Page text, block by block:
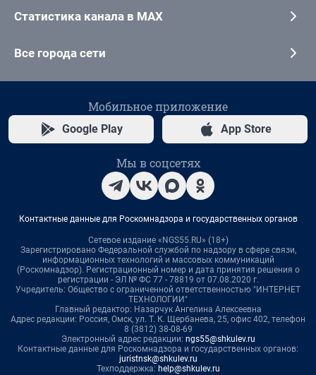
Статистика канала в MAX
Все города сети
Мобильное приложение
Google Play App Store
Мы в соцсетях
Контактные данные для Роскомнадзора и государственных органов
Сетевое издание «NGS55.RU» (18+)
Зарегистрировано Федеральной службой по надзору в сфере связи,
информационных технологий и массовых коммуникаций
(Роскомнадзор). Регистрационный номер и дата принятия решения о
регистрации - ЭЛ № ФС 77 - 78819 от 07.08.2020 г.
Учредитель: Общество с ограниченной ответственностью "ИНТЕРНЕТ
ТЕХНОЛОГИИ"
Главный редактор: Назарчук Ангелина Алексеевна
Адрес редакции: Россия, Омск, ул. Т. К. Щербанева, 25, офис 402, телефон
8 (3812) 38-08-69
Электронный адрес редакции: ngs55@shkulev.ru
Контактные данные для Роскомнадзора и государственных органов:
juristnsk@shkulev.ru
Техподдержка: help@shkulev.ru